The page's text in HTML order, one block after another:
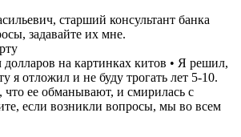
старший консультант банка
задавайте их мне.
долларов на картинках китов • Я решил,
я отложил и не буду трогать лет 5-10.
что ее обманывают, и смирилась с
если возникли вопросы, мы во всем